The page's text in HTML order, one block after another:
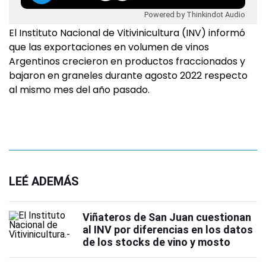
Powered by Thinkindot Audio
El Instituto Nacional de Vitivinicultura (INV) informó
que las exportaciones en volumen de vinos
Argentinos crecieron en productos fraccionados y
bajaron en graneles durante agosto 2022 respecto
al mismo mes del año pasado.
LEÉ ADEMÁS
Viñateros de San Juan cuestionan
al INV por diferencias en los datos
de los stocks de vino y mosto